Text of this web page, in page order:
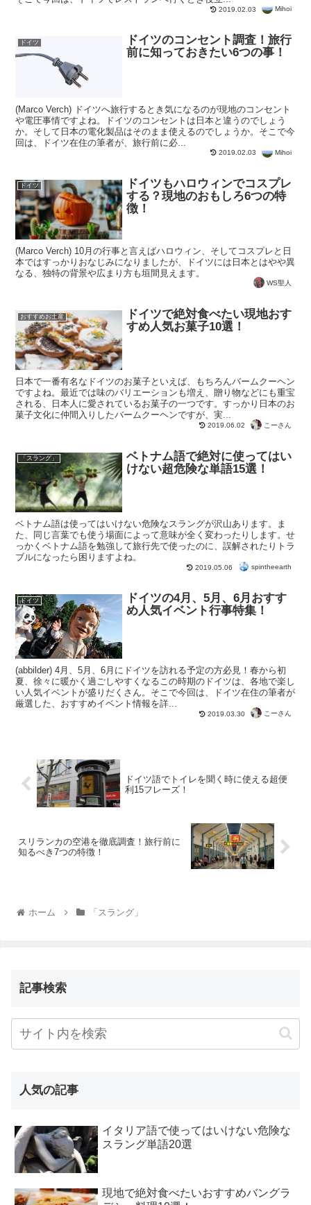
2019.02.03 Mihoi
ドイツ
ドイツのコンセント調査！旅行
前に知っておきたい6つの事！
(Marco Verch) ドイツへ旅行するとき気になるのが現地のコンセント
や電圧事情ですよね。ドイツのコンセントは日本と違うのでしょう
か。そして日本の電化製品はそのまま使えるのでしょうか。そこで今
回は、ドイツ在住の筆者が、旅行前に必...
2019.02.03 Mihoi
ドイツ
ドイツもハロウィンでコスプレ
する？現地のおもしろ6つの特
徴！
(Marco Verch) 10月の行事と言えばハロウィン、そしてコスプレと日
本ではすっかりおなじみになりましたが、ドイツには日本とはやや異
なる、独特の背景や広まり方も垣間見えます。
WS聖人
おすすめお土産
ドイツで絶対食べたい現地おす
すめ人気お菓子10選！
日本で一番有名なドイツのお菓子といえば、もちろんバームクーヘン
ですよね。最近では味のバリエーションも増え、贈り物などにも重宝
される、日本人に愛されているお菓子の一つです。すっかり日本のお
菓子文化に仲間入りしたバームクーヘンですが、実...
2019.06.02 こーさん
「スラング」
ベトナム語で絶対に使ってはい
けない超危険な単語15選！
ベトナム語は使ってはいけない危険なスラングが沢山あります。ま
た、同じ言葉でも使う場面によって意味が全く変わったりします。せ
っかくベトナム語を勉強して旅行先で使ったのに、誤解されたりトラ
ブルになったら困りますよね。
2019.05.06 spintheearth
ドイツ
ドイツの4月、5月、6月おすす
め人気イベント行事特集！
(abbilder) 4月、5月、6月にドイツを訪れる予定の方必見！春から初
夏、徐々に暖かく過ごしやすくなるこの時期のドイツは、各地で楽し
い人気イベントが盛りだくさん。そこで今回は、ドイツ在住の筆者が
厳選した、おすすめイベント情報を詳...
2019.03.30 こーさん
ドイツ語でトイレを聞く時に使える超便
利15フレーズ！
スリランカの空港を徹底調査！旅行前に
知るべき7つの特徴！
ホーム 「スラング」
記事検索
人気の記事
イタリア語で使ってはいけない危険な
スラング単語20選
現地で絶対食べたいおすすめバングラ